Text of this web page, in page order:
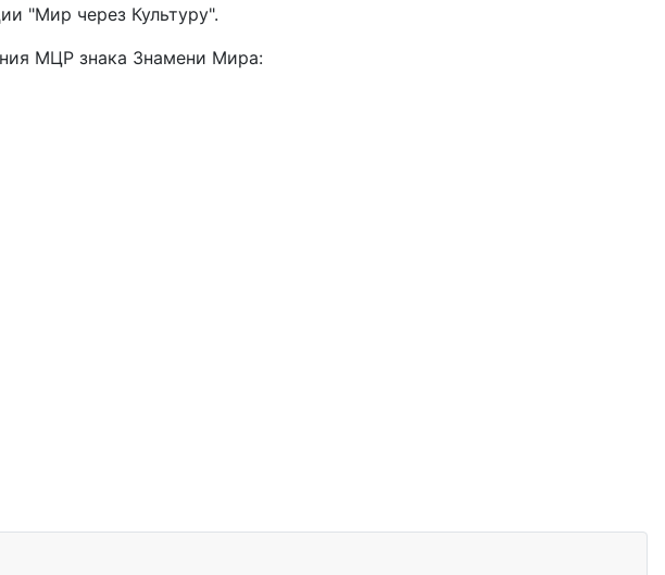
"Мир через Культуру".
МЦР знака Знамени Мира: